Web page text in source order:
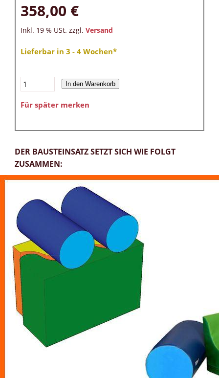
358,00 €
Inkl. 19 % USt. zzgl. Versand
Lieferbar in 3 - 4 Wochen*
In den Warenkorb
Für später merken
DER BAUSTEINSATZ SETZT SICH WIE FOLGT
ZUSAMMEN: